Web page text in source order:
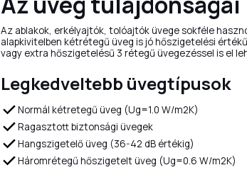
Az ablakok, erkélyajtók, tolóajtók üvege sokféle
alapkivitelben kétrétegű üveg is jó hőszigetelési
vagy extra hőszigetelésű 3 rétegű üvegezéssel is el
Legkedveltebb üvegtípusok
Normál kétretegű üveg (Ug=1.0 W/m2K)
Ragasztott biztonsági üvegek
Hangszigetelő üveg (36-42 dB értékig)
Háromrétegű hőszigetelt üveg (Ug=0.6 W/m2K)